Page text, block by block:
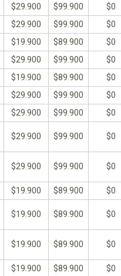
$29.900 $99.900
$0
$29.900 $99.900
$0
$19.900 $89.900
$0
$29.900 $99.900
$0
$19.900 $89.900
$0
$29.900 $99.900
$0
$29.900 $99.900
$0
$29.900 $99.900 $0
$29.900 $99.900
$0
$19.900 $89.900
$0
$19.900 $89.900 $0
$19.900 $89.900
$0
$19.900 $89.900
$0